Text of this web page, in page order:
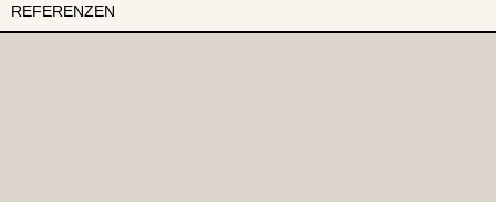
REFERENZEN